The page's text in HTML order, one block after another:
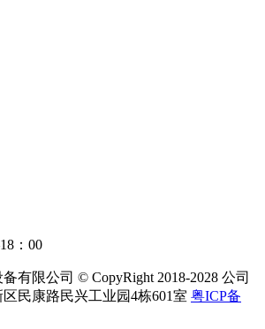
：00
有限公司 © CopyRight 2018-2028 公司
民康路民兴工业园4栋601室 粤ICP备